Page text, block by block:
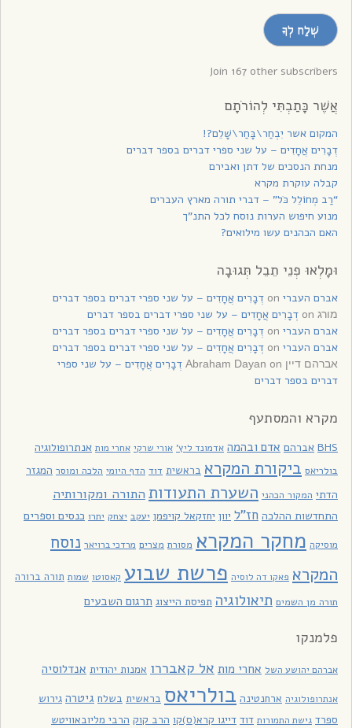
מייל
לקבלת
עדכונים
שְׁלַח לְךָ
Join 167 other subscribers
אֲשֶׁר כָּתַבְתִּי לְהוֹרֹתָם
המקום אשר יִבְחַר\בָּחַר\שָׁלֵם?!
דְבָרִים אֲחָדִים – על שני ספרי דברים בספר דברים
מנחת הנסכים של דתן ואבירם
קבלה עוקרת מקרא
“רַב מְחוֹלֵל כֹּל” – דברי תורה מארץ העברים
מנוע חיפוש הערות נוסח לכל התנ”ך
האם הכהנים עשו מילואים?
וּמָלְאוּ פְנֵי תֵבֵל תְּגוּבָה
אברם העברי דְבָרִים אֲחָדִים – על שני ספרי דברים בספר דברים
מורג
דְבָרִים אֲחָדִים – על שני ספרי דברים בספר דברים
אברם העברי
דְבָרִים אֲחָדִים – על שני ספרי דברים בספר דברים
אברם העברי
דְבָרִים אֲחָדִים – על שני ספרי דברים בספר דברים
אברהם דיין Abraham Dayan on
דְבָרִים אֲחָדִים – על שני ספרי
דברים בספר דברים
מקרא והמסתעף
BHS אברהם אדם ובהמה אדמונד ליץ' אורי שרקי אחרי מות אנתרופולוגיה
בולריאס ביקורת המקרא בראשית דוד הדף היומי הלכה ומוסר המגזר
הדתי המקור הכהני השערת התעודות התורה ומקורותיה
התחדשות ההלכה חז"ל יוון יחזקאל קויפמן יעקב יצחק יתרו כנסים וספרים
מוסיקה מחקר המקרא מסורת מצרים מרדכי ברויאר נוסח
המקרא פאקו דה לוסיה פרשת שבוע קאסוטו שמות תורה ברורה
תורה מן השמים תיאולוגיה תפיסת הייצוג תרגום השבעים
פלמנקו
אברהם יהושע השל אחרי מות אל קאבררו אמנות יהודית אנדלוסיה
אנתרופולוגיה ארחנטינה בולריאס בראשית בשלח גיטרה גירוש
ספרד גישת התמורות דוד דייגו קרא(ס)קו הרב קוק הרבי מליובאוויטש